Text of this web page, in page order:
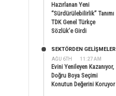
Hazırlanan Yeni
“Sürdürülebilirlik” Tanımı
TDK Genel Türkçe
Sözlük’e Girdi
AĞU 6TH 11:27 AM
SEKTÖRDEN GELIŞMELER
Evini Yenileyen Kazanıyor,
Doğru Boya Seçimi
Konutun Değerini Koruyor